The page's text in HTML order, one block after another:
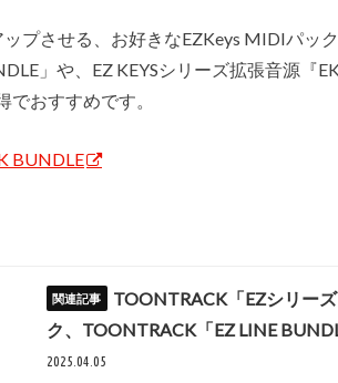
ップさせる、お好きなEZKeys MIDIパッ
」や、EZ KEYSシリーズ拡張音源『
でおすすめです。
BUNDLE
TOONTRACK「EZシリー
ク、TOONTRACK「EZ LINE
2025.04.05